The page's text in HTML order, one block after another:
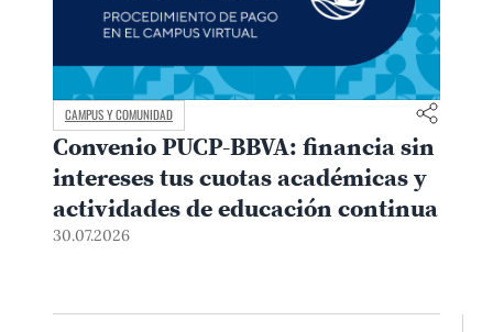
CAMPUS Y COMUNIDAD
Convenio PUCP-BBVA: financia sin
intereses tus cuotas académicas y
actividades de educación continua
30.07.2026